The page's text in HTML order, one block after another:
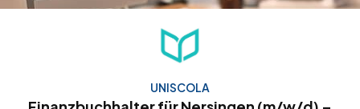
UNISCOLA